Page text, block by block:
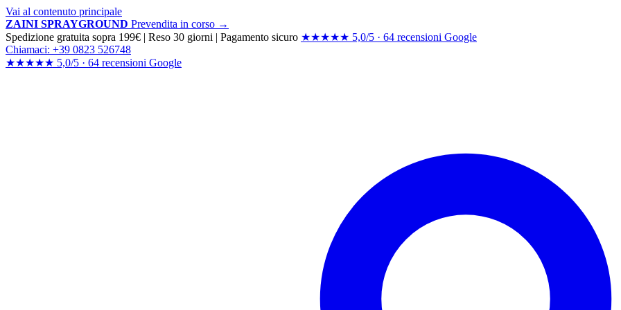
Vai al contenuto principale
ZAINI SPRAYGROUND Prevendita in corso →
Spedizione gratuita sopra 199€ | Reso 30 giorni | Pagamento sicuro ★★★★★ 5,0/5 · 64 recensioni Google
Chiamaci: +39 0823 526748
★★★★★ 5,0/5 · 64 recensioni Google